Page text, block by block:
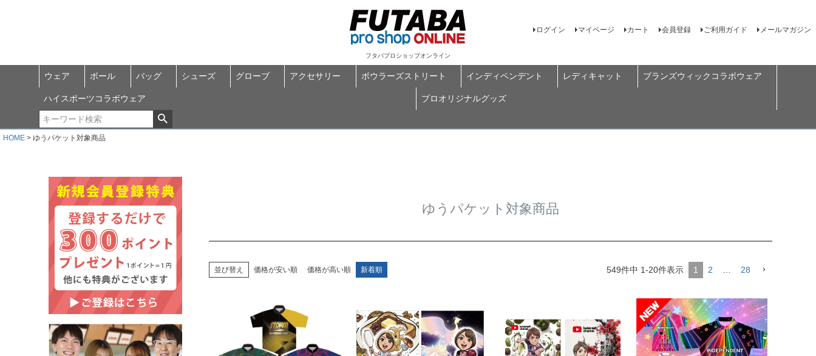
フタバプロショップオンライン
ログイン マイページ カート 会員登録 ご利用ガイド メールマガジン
ウェア ボール バッグ シューズ グローブ アクセサリー ボウラーズストリート インディペンデント レディキャット ブランズウィックコラボウェア
ハイスポーツコラボウェア プロオリジナルグッズ
HOME ゆうパケット対象商品
ゆうパケット対象商品
並び替え 価格が安い順 価格が高い順 新着順 549件中 1-20件表示 1 2 28